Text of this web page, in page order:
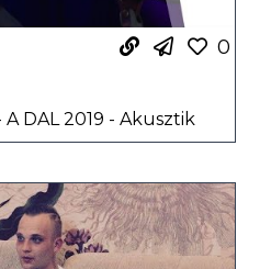
0
DAL 2019 - Akusztik